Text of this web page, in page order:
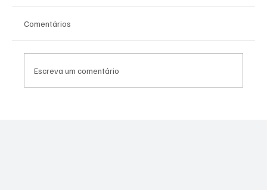
Comentários
Escreva um comentário